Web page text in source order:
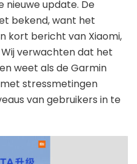
nieuwe update. De
bekend, want het
kort bericht van Xiaomi,
verwachten dat het
weet als de Garmin
stressmetingen
van gebruikers in te